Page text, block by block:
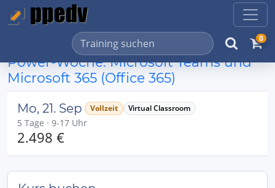
0
Power-Woche: Microsoft Teams und
Microsoft 365 (Office 365)
Mo, 21. Sep Vollzeit Virtual Classroom
5 Tage · 9-17 Uhr
2.498 €